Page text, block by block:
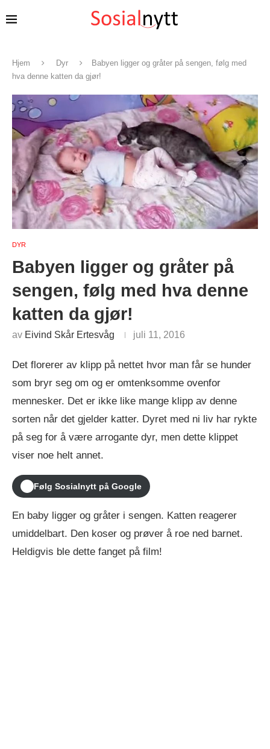
Hjem Dyr
Babyen ligger og gråter på sengen, følg med
hva denne katten da gjør!
DYR
Babyen ligger og gråter på
sengen, følg med hva denne
katten da gjør!
av Eivind Skår Ertesvåg juli 11, 2016
Det florerer av klipp på nettet hvor man får se hunder
som bryr seg om og er omtenksomme ovenfor
mennesker. Det er ikke like mange klipp av denne
sorten når det gjelder katter. Dyret med ni liv har rykte
på seg for å være arrogante dyr, men dette klippet
viser noe helt annet.
Følg Sosialnytt på Google
En baby ligger og gråter i sengen. Katten reagerer
umiddelbart. Den koser og prøver å roe ned barnet.
Heldigvis ble dette fanget på film!